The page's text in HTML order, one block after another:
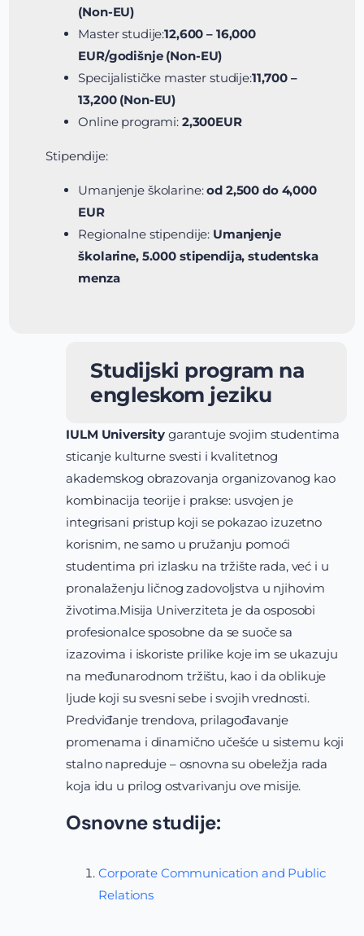
(Non-EU)
Master studije:12,600 – 16,000
EUR/godišnje (Non-EU)
Specijalističke master studije:11,700 –
13,200 (Non-EU)
Online programi: 2,300EUR
Stipendije:
Umanjenje školarine:od 2,500 do 4,000
EUR
Regionalne stipendije: Umanjenje
školarine, 5.000 stipendija, studentska
menza
Studijski program na
engleskom jeziku
IULM University garantuje svojim studentima
sticanje kulturne svesti i kvalitetnog
akademskog obrazovanja organizovanog kao
kombinacija teorije i prakse: usvojen je
integrisani pristup koji se pokazao izuzetno
korisnim, ne samo u pružanju pomoći
studentima pri izlasku na tržište rada, već i u
pronalaženju ličnog zadovoljstva u njihovim
životima.Misija Univerziteta je da osposobi
profesionalce sposobne da se suoče sa
izazovima i iskoriste prilike koje im se ukazuju
na međunarodnom tržištu, kao i da oblikuje
ljude koji su svesni sebe i svojih vrednosti.
Predviđanje trendova, prilagođavanje
promenama i dinamično učešće u sistemu koji
stalno napreduje – osnovna su obeležja rada
koja idu u prilog ostvarivanju ove misije.
Osnovne studije:
Corporate Communication and Public
Relations